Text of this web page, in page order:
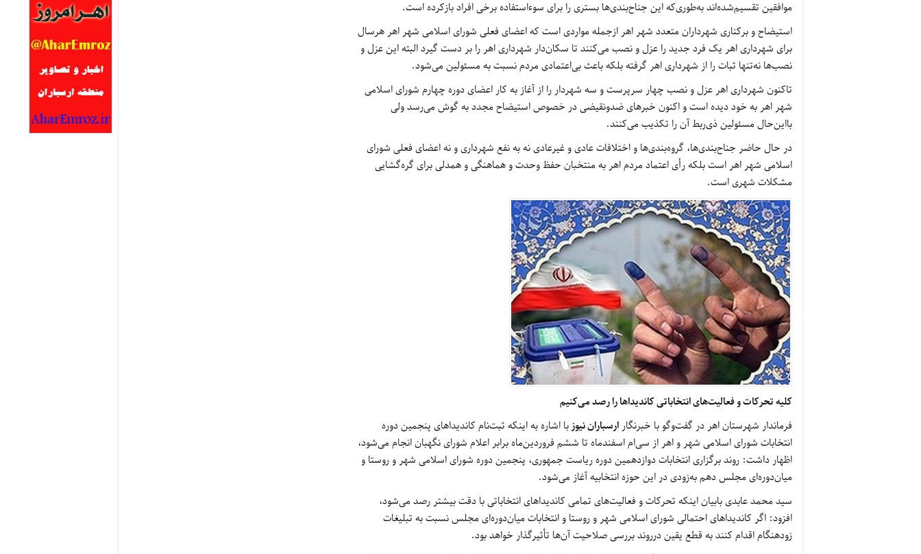
موافقین تقسیم‌شده‌اند به‌طوری‌که این جناح‌بندی‌ها بستری را برای سوءاستفاده برخی افراد بازکرده است.
استیضاح و برکناری شهرداران متعدد شهر اهر ازجمله مواردی است که اعضای فعلی شورای اسلامی شهر اهر هرسال
برای شهرداری اهر یک فرد جدید را عزل و نصب می‌کنند تا سکان‌دار شهرداری اهر را بر دست گیرد البته این عزل و
نصب‌ها نه‌تنها ثبات را از شهرداری اهر گرفته بلکه باعث بی‌اعتمادی مردم نسبت به مسئولین می‌شود.
تاکنون شهرداری اهر عزل و نصب چهار سرپرست و سه شهردار را از آغاز به کار اعضای دوره چهارم شورای اسلامی
شهر اهر به خود دیده است و اکنون خبرهای ضدونقیضی در خصوص استیضاح مجدد به گوش می‌رسد ولی
بااین‌حال مسئولین ذی‌ربط آن را تکذیب می‌کنند.
در حال حاضر جناح‌بندی‌ها، گروه‌بندی‌ها و اختلافات عادی و غیرعادی نه به نفع شهرداری و نه اعضای فعلی شورای
اسلامی شهر اهر است بلکه رأی اعتماد مردم اهر به منتخبان حفظ وحدت و هماهنگی و همدلی برای گره‌گشایی
مشکلات شهری است.
کلیه تحرکات و فعالیت‌های انتخاباتی کاندیداها را رصد می‌کنیم
فرماندار شهرستان اهر در گفت‌وگو با خبرنگار ارسباران نیوز با اشاره به اینکه ثبت‌نام کاندیداهای پنجمین دوره
انتخابات شورای اسلامی شهر و اهر از سی‌ام اسفندماه تا ششم فروردین‌ماه برابر اعلام شورای نگهبان انجام می‌شود،
اظهار داشت: روند برگزاری انتخابات دوازدهمین دوره ریاست جمهوری، پنجمین دوره شورای اسلامی شهر و روستا و
میان‌دوره‌ای مجلس دهم به‌زودی در این حوزه انتخابیه آغاز می‌شود.
سید محمد عابدی بابیان اینکه تحرکات و فعالیت‌های تمامی کاندیداهای انتخاباتی با دقت بیشتر رصد می‌شود،
افزود: اگر کاندیداهای احتمالی شورای اسلامی شهر و روستا و انتخابات میان‌دوره‌ای مجلس نسبت به تبلیغات
زودهنگام اقدام کنند به قطع یقین درروند بررسی صلاحیت آن‌ها تأثیرگذار خواهد بود.